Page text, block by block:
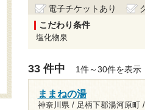
電子チケットあり
こだわり条件
塩化物泉
33 件中 1件～30件を表示
ままねの湯
神奈川県 / 足柄下郡湯河原町 /